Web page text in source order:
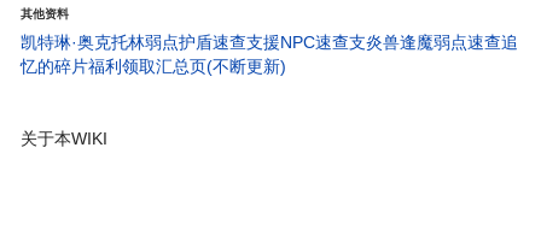
其他资料
凯特琳·奥克托林弱点护盾速查支援NPC速查支炎兽逢魔弱点速查追
忆的碎片福利领取汇总页(不断更新)
关于本WIKI